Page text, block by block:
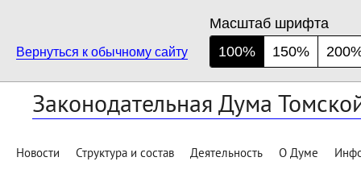
Вернуться к обычному сайту
Масштаб шрифта
100%
150%
Законодательная Дума
Новости Структура и состав Деятельность О Думе